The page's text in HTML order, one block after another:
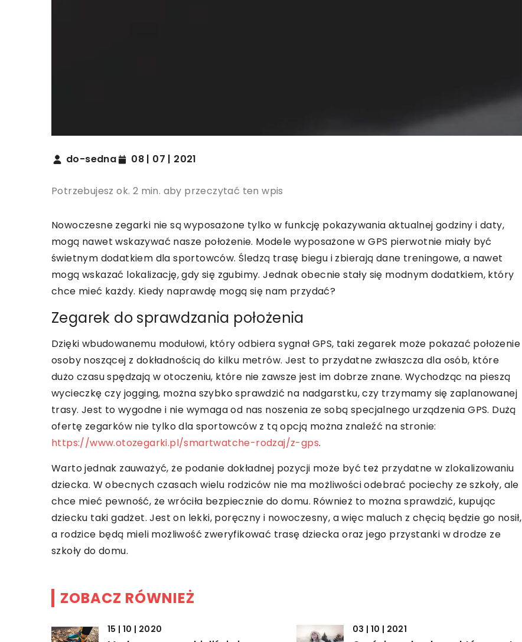
do-sedna 08 | 07 | 2021
Potrzebujesz ok. 2 min. aby przeczytać ten wpis
Nowoczesne zegarki nie są wyposażone tylko w funkcję pokazywania aktualnej godziny i daty,
mogą nawet wskazywać nasze położenie. Modele wyposażone w GPS pierwotnie miały być
świetnym dodatkiem dla sportowców. Śledzą trasę biegu i zbierają dane treningowe, a nawet
mogą wskazać lokalizację, gdy się zgubimy. Jednak obecnie stały się modnym dodatkiem, który
chce mieć każdy. Kiedy naprawdę mogą się nam przydać?
Zegarek do sprawdzania położenia
Dzięki wbudowanemu modułowi, który odbiera sygnał GPS, taki zegarek może pokazać położenie
osoby noszącej z dokładnością do kilku metrów. Jest to przydatne zwłaszcza dla osób, które
dużo czasu spędzają w otoczeniu, które nie zawsze jest im dobrze znane. Wychodząc na pieszą
wycieczkę czy jogging, można szybko sprawdzić na nadgarstku, czy trzymamy się zaplanowanej
trasy. Jest to wygodne i nie wymaga od nas noszenia ze sobą specjalnego urządzenia GPS. Dużą
ofertę zegarków nie tylko dla sportowców z tą opcją można znaleźć na stronie:
https://www.otozegarki.pl/smartwatche-rodzaj/z-gps.
Warto jednak zauważyć, że podanie dokładnej pozycji może być też przydatne w zlokalizowaniu
dziecka. W obecnych czasach wielu rodziców nie ma możliwości odebrać pociechy ze szkoły, ale
chce mieć pewność, że wróciła bezpiecznie do domu. Również to można sprawdzić, kupując
dziecku taki gadżet. Jest on lekki, poręczny i nowoczesny, a więc maluch z chęcią będzie go nosił,
a rodzice będą mieli możliwość zweryfikować trasę dziecka oraz jego przystanki w drodze ze
szkoły do domu.
ZOBACZ RÓWNIEŻ
15 | 10 | 2020 03 | 10 | 2021